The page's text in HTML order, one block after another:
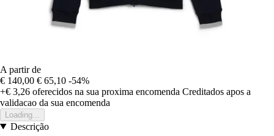
A partir de
€ 140,00 € 65,10 -54%
+€ 3,26 oferecidos na sua proxima encomenda Creditados apos a
validacao da sua encomenda
Loading...
Descrição